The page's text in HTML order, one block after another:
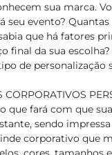
sua marca.
seu evento? Quantas
que há fatores
final da sua
de personalização
que fará com que
sendo
corporativo que